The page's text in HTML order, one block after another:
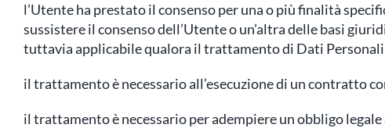
l’Utente ha prestato il consenso per una o più finalità
sussistere il consenso dell’Utente o un’altra delle basi
tuttavia applicabile qualora il trattamento di Dati
il trattamento è necessario all’esecuzione di un contratto
il trattamento è necessario per adempiere un obbligo